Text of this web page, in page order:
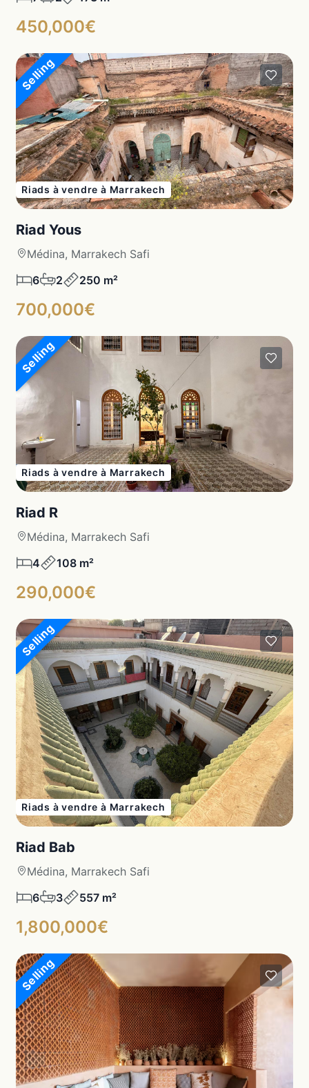
450,000€
Selling
Riads à vendre à Marrakech
Riad Yous
Médina, Marrakech Safi
6
2 250 m²
700,000€
Selling
Riads à vendre à Marrakech
Riad R
Médina, Marrakech Safi
4
108 m²
290,000€
Selling
Riads à vendre à Marrakech
Riad Bab
Médina, Marrakech Safi
6
3 557 m²
1,800,000€
Selling